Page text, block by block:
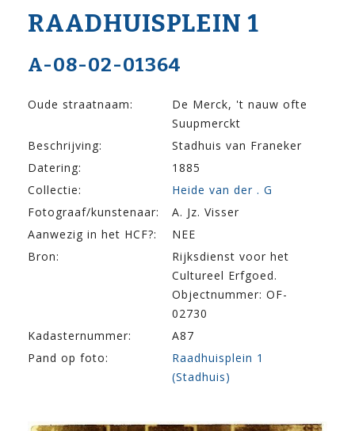
RAADHUISPLEIN 1
A-08-02-01364
Oude straatnaam:
De Merck, 't nauw ofte
Suupmerckt
Beschrijving:
Stadhuis van Franeker
Datering:
1885
Collectie:
Heide van der . G
Fotograaf/kunstenaar:
A. Jz. Visser
Aanwezig in het HCF?:
NEE
Bron:
Rijksdienst voor het
Cultureel Erfgoed.
Objectnummer: OF-
02730
Kadasternummer:
A87
Pand op foto:
Raadhuisplein 1
(Stadhuis)